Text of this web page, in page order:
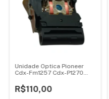
Unidade Optica Pioneer
Cdx-Fm1257 Cdx-P1270
P8000R Deh-P7000R
Cxx1285
R$110,00